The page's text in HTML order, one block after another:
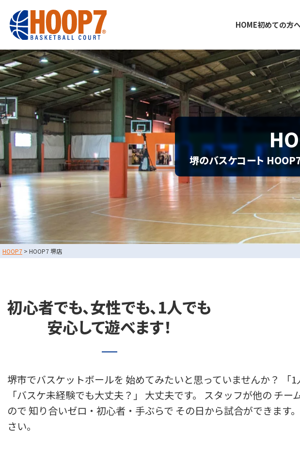
大阪・東大阪・堺のバスケコートレンタル｜HOOP7 HOME初めての方
大阪・東大阪
HOME
初めての方へ
東大阪店
堺店
大会・イベント情報
HOOPERSスクール
バスケ×BBQ
お知らせ
お問い合わせ
運営会社情報
採用情報
堺店 TEL.072-249-8382
堺のバスケコート
HOOP7 > HOOP7 堺店
初心者でも、女性でも、1人でも
安心して遊べます！
堺市でバスケットボールを 始めてみたいと思っていませんか？ 「1
「バスケ未経験でも大丈夫？」 大丈夫です。 スタッフが他の チー
ので 知り合いゼロ・初心者・手ぶらで その日から試合ができます
さい。